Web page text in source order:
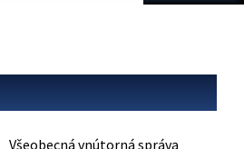
Všeobecná vnútorná správa